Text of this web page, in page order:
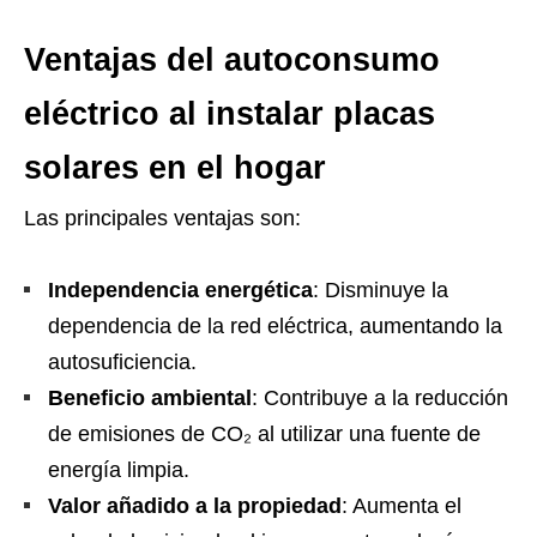
Ventajas del autoconsumo
eléctrico al instalar placas
solares en el hogar
Las principales ventajas son:
Independencia energética: Disminuye la
dependencia de la red eléctrica, aumentando la
autosuficiencia.
Beneficio ambiental : Contribuye a la reducción
de emisiones de CO₂ al utilizar una fuente de
energía limpia.
Valor añadido a la propiedad : Aumenta el